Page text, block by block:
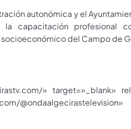
autonómica y el
capacitación profesional
del Campo de
» target=»_blank»